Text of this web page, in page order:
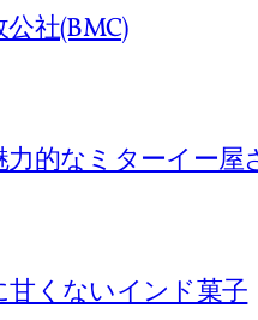
社(BMC)
的なミターイー屋
くないインド菓子